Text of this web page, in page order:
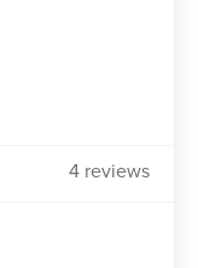
4 reviews